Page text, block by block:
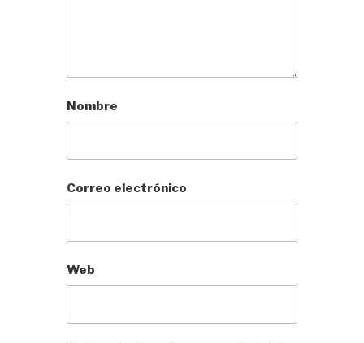
Nombre
Correo electrónico
Web